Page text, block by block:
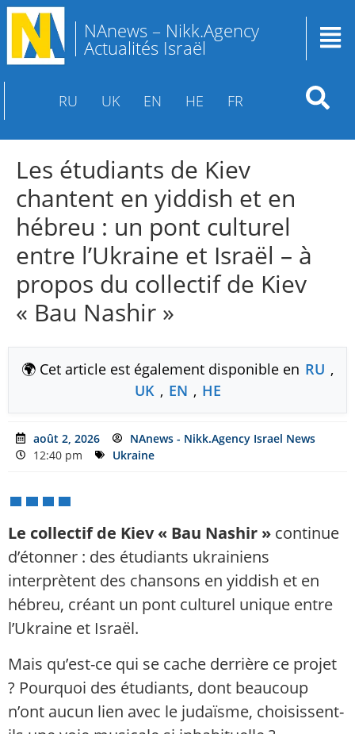
NAnews – Nikk.Agency
Actualités Israël
RU UK EN HE FR
Les étudiants de Kiev
chantent en yiddish et en
hébreu : un pont culturel
entre l’Ukraine et Israël – à
propos du collectif de Kiev
« Bau Nashir »
🌍 Cet article est également disponible en RU ,
UK , EN , HE
août 2, 2026
NAnews - Nikk.Agency Israel News
12:40 pm
Ukraine
Le collectif de Kiev « Bau Nashir » continue
d’étonner : des étudiants ukrainiens
interprètent des chansons en yiddish et en
hébreu, créant un pont culturel unique entre
l’Ukraine et Israël.
Mais qu’est-ce qui se cache derrière ce projet
? Pourquoi des étudiants, dont beaucoup
n’ont aucun lien avec le judaïsme, choisissent-